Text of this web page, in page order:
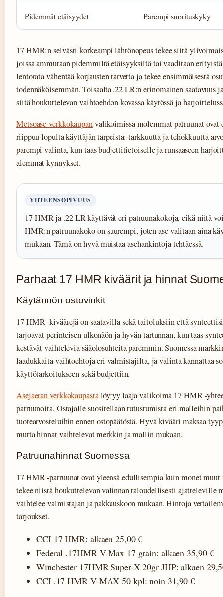
Pidemmät etäisyydet Parempi suorituskyky
17 HMR:n selvästi korkeampi lähtönopeus tekee siitä
joissa ammutaan pidemmiltä etäisyyksiltä tai vaaditaan
lentorata vähentää korjausten tarvetta ja tekee ensimmäisestä
todennäköisemmän. Toisaalta .22 LR:n erinomainen saatavuus
siitä houkuttelevan vaihtoehdon kovassa käytössä ja
Metsoase-verkkokaupanvalikoimissa molemmat patruunat ovat
riippuu lopulta käyttäjän tarpeista: tarkkuutta ja tehokkuutta
parempi valinta, kun taas budjettitietoiselle ja runsaaseen
alemmat kynnykset.
YHTEENSOPIVUUS
17 HMR ja .22 LR käyttävät eri patruunakokoja, eikä niitä
HMR:n patruunakoko on suurempi, joten ase valitaan aina
mukaan. Tämä on hyvä muistaa asehankintoja tehtäessä.
Parhaat 17 HMR kiväärit ja hinnat
Käytännön ostovinkit
17 HMR -kiväärejä on saatavilla sekä taitoluksiin että
tarjoavat perinteisen ulkonäön ja hyvän tartunnan, kun taas
kestävät vaihtelevia sääolosuhteita paremmin. Suomessa
laadukkaita vaihtoehtoja eri valmistajilta, ja valinta kannattaa
käyttötarkoitukseen sekä budjettiin.
Asejaeran verkkokaupastalöytyy laaja valikoima 17 HMR -
patruunoita. Ostajalle suositellaan tutustumista eri malleihin
tuotearvosteluihin ennen ostopäätöstä. Hyvä kivääri maksaa
mutta hinnat vaihtelevat merkkin ja mallin mukaan.
Patruunahinnat Suomessa
17 HMR -patruunat ovat yleensä edullisempia kuin monet muut
tekee niistä houkuttelevan valinnan taloudellisesti ajatteleville
vaihtelee valmistajan ja pakkauskoon mukaan. Hintoja
tarjoukset.
CCI 17 HMR: alkaen 25,00 €
Federal .17HMR V-Max 17 grain: alkaen 35,90 €
Winchester 17HMR Super-X 20gr JHP: alkaen
CCI .17 HMR V-MAX 50 kpl: noin 31,90 €